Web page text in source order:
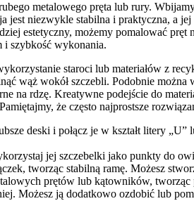
metalowego pręta lub rury.
jest niezwykle stabilna i praktyczna, a
estetyczny, możemy pomalować
i szybkość wykonania.
staroci lub materiałów z
wąż wokół szczebli. Podobnie
na rdzę. Kreatywne podejście do
że często najprostsze
deski i połącz je w kształt litery
jej szczebelki jako punkty do
tworząc stabilną ramę. Możesz
prętów lub kątowników,
Możesz ją dodatkowo ozdobić lub